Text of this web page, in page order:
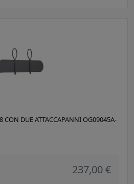
DUE ATTACCAPANNI OG09045A-
237,00 €